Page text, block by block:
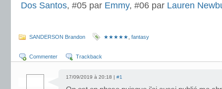
Dos Santos, #05 par Emmy, #06 par Lauren
SANDERSON Brandon ★★★★★ fantasy
Commenter Trackback
17/09/2019 à 20:18 | #1